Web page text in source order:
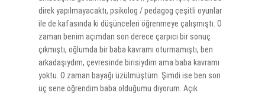
direk yapılmayacaktı, psikolog / pedagog çeşitli oyunlar
ile de kafasında ki düşünceleri öğrenmeye çalışmıştı. O
zaman benim açımdan son derece çarpıcı bir sonuç
çıkmıştı, oğlumda bir baba kavramı oturmamıştı, ben
arkadaşıydım, çevresinde birisiydim ama baba kavramı
yoktu. O zaman bayağı üzülmüştüm. Şimdi ise ben son
üç sene öğrendim baba olduğumu diyorum. Açık